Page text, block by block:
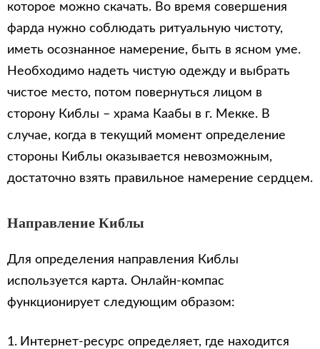
которое можно скачать. Во время совершения
фарда нужно соблюдать ритуальную чистоту,
иметь осознанное намерение, быть в ясном уме.
Необходимо надеть чистую одежду и выбрать
чистое место, потом повернуться лицом в
сторону Киблы – храма Каабы в г. Мекке. В
случае, когда в текущий момент определение
стороны Киблы оказывается невозможным,
достаточно взять правильное намерение сердцем.
Направление Киблы
Для определения направления Киблы
используется карта. Онлайн-компас
функционирует следующим образом:
Интернет-ресурс определяет, где находится